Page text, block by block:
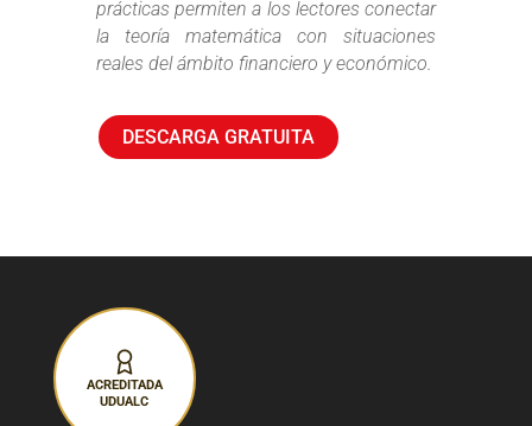
prácticas permiten a los lectores conectar
la teoría matemática con situaciones
reales del ámbito financiero y económico.
DESCARGA GRATUITA
ACREDITADA
UDUALC